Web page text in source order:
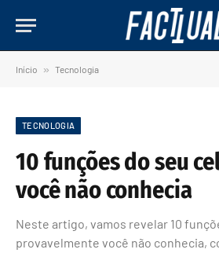
Início » Tecnologia
TECNOLOGIA
10 funções do seu
você não conhecia
Neste artigo, vamos revelar 10
provavelmente você não conhecia,